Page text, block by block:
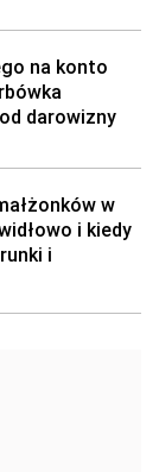
na konto
darowizny
w
i kiedy
i